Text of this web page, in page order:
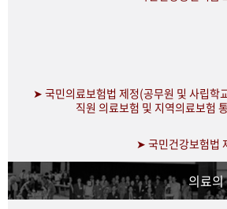
➤ 국민의료보험법 제정(공무원 및 사립학
직원 의료보험 및 지역의료보험
➤ 국민건강보험법
의료